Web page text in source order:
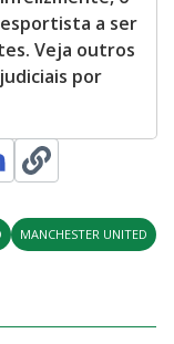
a ser
Veja outros
por
MANCHESTER UNITED